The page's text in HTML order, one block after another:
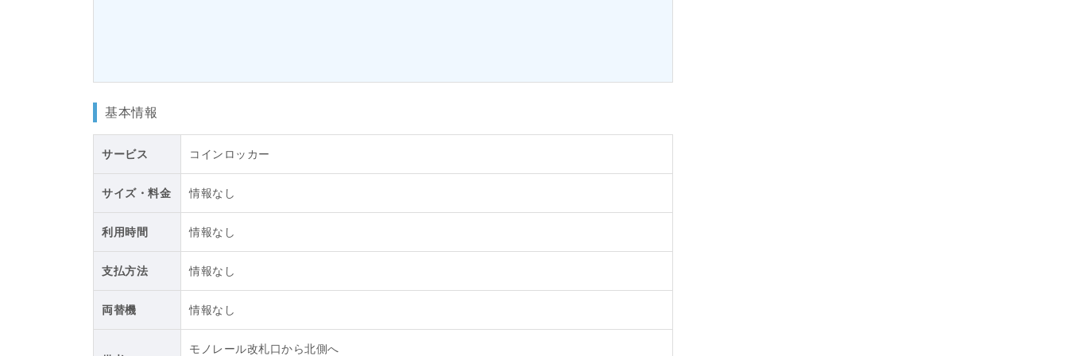
基本情報
サービス コインロッカー
サイズ・料金 情報なし
利用時間 情報なし
支払方法 情報なし
両替機 情報なし
モノレール改札口から北側へ